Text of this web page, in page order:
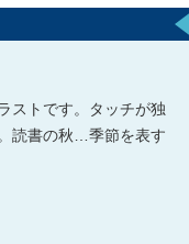
ストです。タッチが独
読書の秋…季節を表す